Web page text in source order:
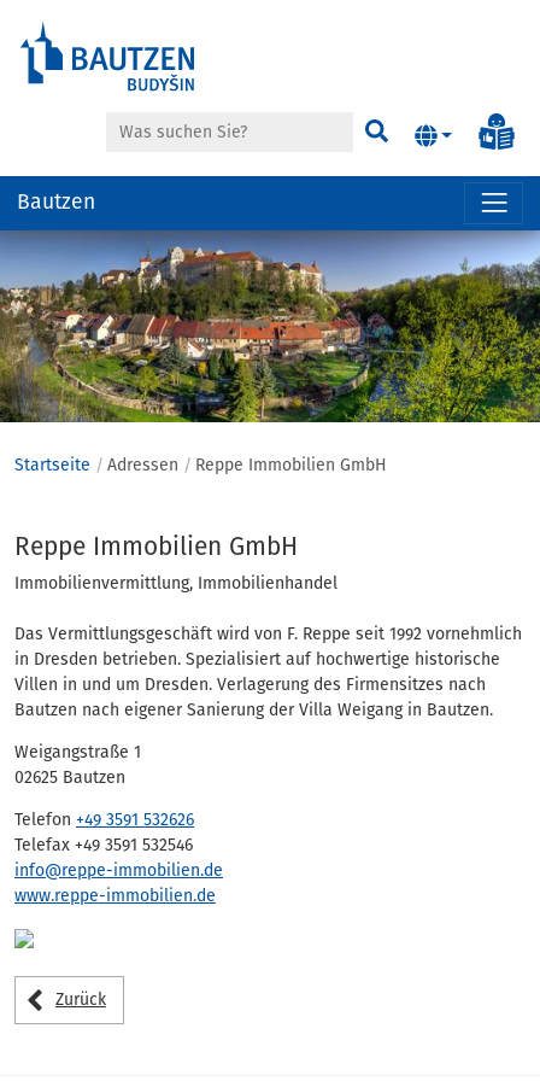
der
anspringen
Suche Suchen
Bautzen
Startseite Adressen Reppe Immobilien GmbH
Adressen
Reppe Immobilien GmbH
Immobilienvermittlung, Immobilienhandel
Das Vermittlungsgeschäft wird von F. Reppe seit 1992 vornehmlich
in Dresden betrieben. Spezialisiert auf hochwertige historische
Villen in und um Dresden. Verlagerung des Firmensitzes nach
Bautzen nach eigener Sanierung der Villa Weigang in Bautzen.
Weigangstraße 1
02625 Bautzen
Telefon +49 3591 532626
Telefax +49 3591 532546
info@reppe-immobilien.de
www.reppe-immobilien.de
Zurück